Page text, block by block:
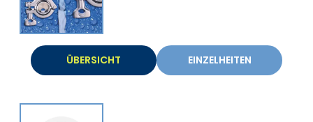
ÜBERSICHT EINZELHEITEN